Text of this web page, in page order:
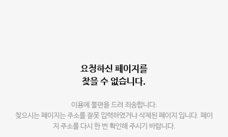
요청하신 페이지를
찾을 수 없습니다.
이용에 불편을 드려 죄송합니다.
찾으시는 페이지는 주소를 잘못 입력하였거나 삭제된 페이지 입니다. 페이
지 주소를 다시 한 번 확인해 주시기 바랍니다.